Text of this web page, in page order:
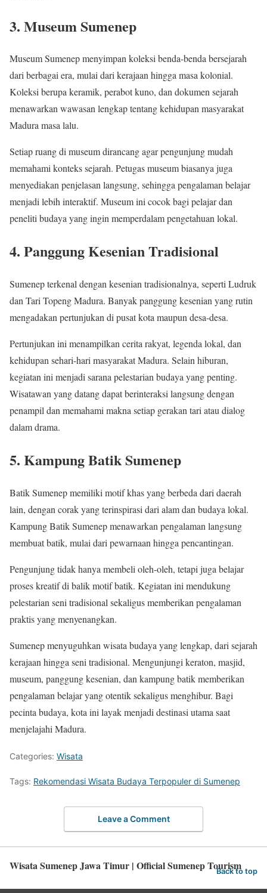
3. Museum Sumenep
Museum Sumenep menyimpan koleksi benda-benda bersejarah
dari berbagai era, mulai dari kerajaan hingga masa kolonial.
Koleksi berupa keramik, perabot kuno, dan dokumen sejarah
menawarkan wawasan lengkap tentang kehidupan masyarakat
Madura masa lalu.
Setiap ruang di museum dirancang agar pengunjung mudah
memahami konteks sejarah. Petugas museum biasanya juga
menyediakan penjelasan langsung, sehingga pengalaman belajar
menjadi lebih interaktif. Museum ini cocok bagi pelajar dan
peneliti budaya yang ingin memperdalam pengetahuan lokal.
4. Panggung Kesenian Tradisional
Sumenep terkenal dengan kesenian tradisionalnya, seperti Ludruk
dan Tari Topeng Madura. Banyak panggung kesenian yang rutin
mengadakan pertunjukan di pusat kota maupun desa-desa.
Pertunjukan ini menampilkan cerita rakyat, legenda lokal, dan
kehidupan sehari-hari masyarakat Madura. Selain hiburan,
kegiatan ini menjadi sarana pelestarian budaya yang penting.
Wisatawan yang datang dapat berinteraksi langsung dengan
penampil dan memahami makna setiap gerakan tari atau dialog
dalam drama.
5. Kampung Batik Sumenep
Batik Sumenep memiliki motif khas yang berbeda dari daerah
lain, dengan corak yang terinspirasi dari alam dan budaya lokal.
Kampung Batik Sumenep menawarkan pengalaman langsung
membuat batik, mulai dari pewarnaan hingga pencantingan.
Pengunjung tidak hanya membeli oleh-oleh, tetapi juga belajar
proses kreatif di balik motif batik. Kegiatan ini mendukung
pelestarian seni tradisional sekaligus memberikan pengalaman
praktis yang menyenangkan.
Sumenep menyuguhkan wisata budaya yang lengkap, dari sejarah
kerajaan hingga seni tradisional. Mengunjungi keraton, masjid,
museum, panggung kesenian, dan kampung batik memberikan
pengalaman belajar yang otentik sekaligus menghibur. Bagi
pecinta budaya, kota ini layak menjadi destinasi utama saat
menjelajahi Madura.
Categories: Wisata
Tags: Rekomendasi Wisata Budaya Terpopuler di Sumenep
Leave a Comment
Wisata Sumenep Jawa Timur | Official Sumenep Tourism
Back to top